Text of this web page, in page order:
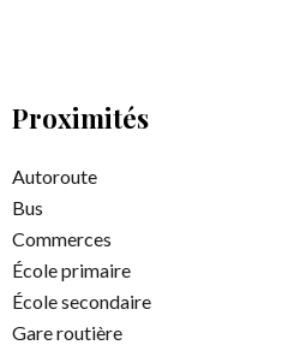
Proximités
Autoroute
Bus
Commerces
École primaire
École secondaire
Gare routière